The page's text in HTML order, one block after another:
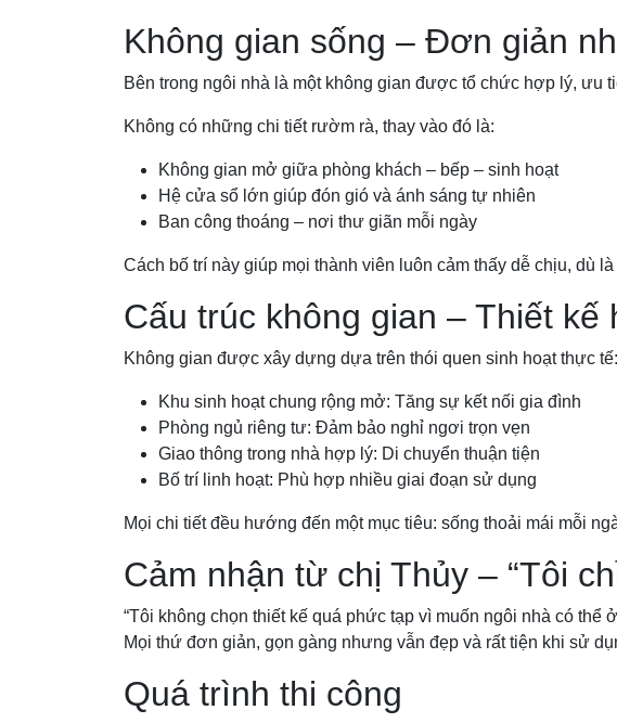
Không gian sống – Đơn giản
Bên trong ngôi nhà là một không gian được tổ chức hợp lý, ưu
Không có những chi tiết rườm rà, thay vào đó là:
Không gian mở giữa phòng khách – bếp – sinh hoạt
Hệ cửa sổ lớn giúp đón gió và ánh sáng tự nhiên
Ban công thoáng – nơi thư giãn mỗi ngày
Cách bố trí này giúp mọi thành viên luôn cảm thấy dễ chịu, dù
Cấu trúc không gian – Thiết
Không gian được xây dựng dựa trên thói quen sinh hoạt thực tế:
Khu sinh hoạt chung rộng mở: Tăng sự kết nối gia đình
Phòng ngủ riêng tư: Đảm bảo nghỉ ngơi trọn vẹn
Giao thông trong nhà hợp lý: Di chuyển thuận tiện
Bố trí linh hoạt: Phù hợp nhiều giai đoạn sử dụng
Mọi chi tiết đều hướng đến một mục tiêu: sống thoải mái mỗi
Cảm nhận từ chị Thủy – “Tôi
“Tôi không chọn thiết kế quá phức tạp vì muốn ngôi nhà có
Mọi thứ đơn giản, gọn gàng nhưng vẫn đẹp và rất tiện khi sử
Quá trình thi công